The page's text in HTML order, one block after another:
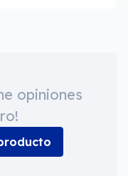
opiniones